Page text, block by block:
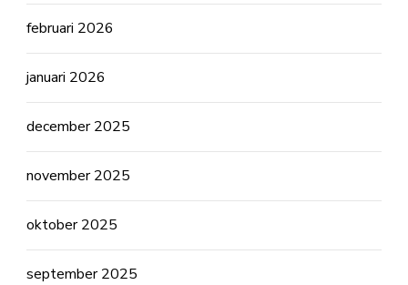
februari 2026
januari 2026
december 2025
november 2025
oktober 2025
september 2025